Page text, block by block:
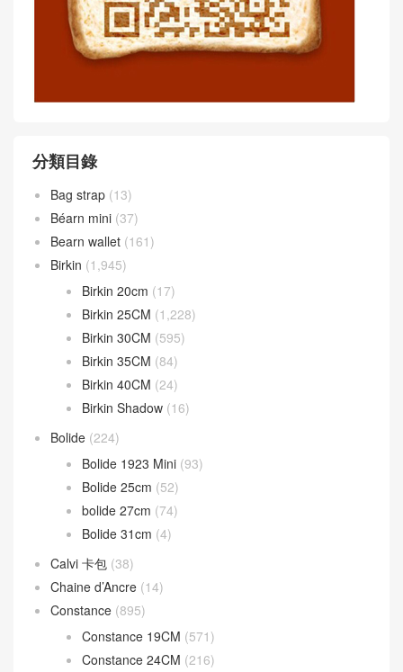
分類目錄
Bag strap (13)
Béarn mini (37)
Bearn wallet (161)
Birkin (1,945)
Birkin 20cm (17)
Birkin 25CM (1,228)
Birkin 30CM (595)
Birkin 35CM (84)
Birkin 40CM (24)
Birkin Shadow (16)
Bolide (224)
Bolide 1923 Mini (93)
Bolide 25cm (52)
bolide 27cm (74)
Bolide 31cm (4)
Calvi 卡包 (38)
Chaine d’Ancre (14)
Constance (895)
Constance 19CM (571)
Constance 24CM (216)